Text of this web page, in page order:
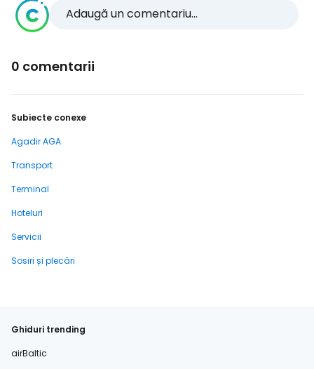
Adaugă un comentariu...
0 comentarii
Subiecte conexe
Agadir AGA
Transport
Terminal
Hoteluri
Servicii
Sosiri și plecări
Ghiduri trending
airBaltic